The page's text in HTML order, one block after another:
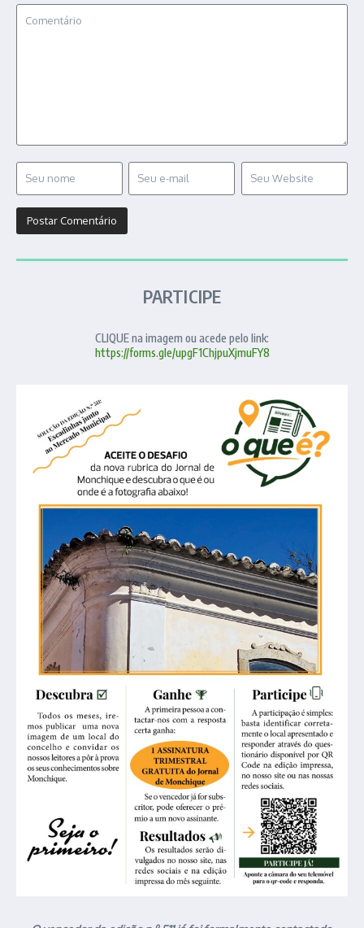
PARTICIPE
CLIQUE na imagem ou acede pelo link:
https://forms.gle/upgF1ChjpuXjmuFY8